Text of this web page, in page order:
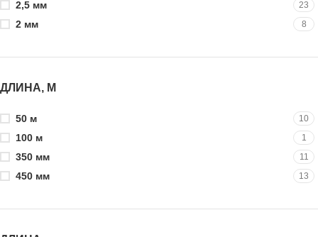
2,5 мм 23
2 мм 8
ДЛИНА, М
50 м 10
100 м 1
350 мм 11
450 мм 13